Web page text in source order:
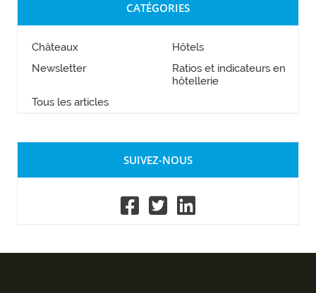
CATÉGORIES
Châteaux
Hôtels
Newsletter
Ratios et indicateurs en
hôtellerie
Tous les articles
SUIVEZ-NOUS